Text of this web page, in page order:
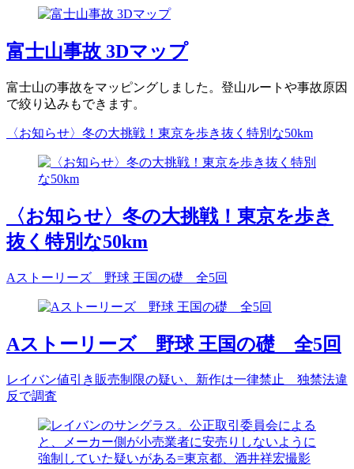
富士山事故 3Dマップ
富士山の事故をマッピングしました。登山ルートや事故原因
で絞り込みもできます。
〈お知らせ〉冬の大挑戦！東京を歩き抜く特別な50km
〈お知らせ〉冬の大挑戦！東京を歩き
抜く特別な50km
Aストーリーズ 野球 王国の礎 全5回
Aストーリーズ 野球 王国の礎 全5回
レイバン値引き販売制限の疑い、新作は一律禁止 独禁法違
反で調査